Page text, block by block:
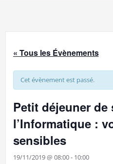
« Tous les Évènements
Cet évènement est passé.
Petit déjeuner
l’Informatique :
sensibles
19/11/2019 @ 08:00- 10:00